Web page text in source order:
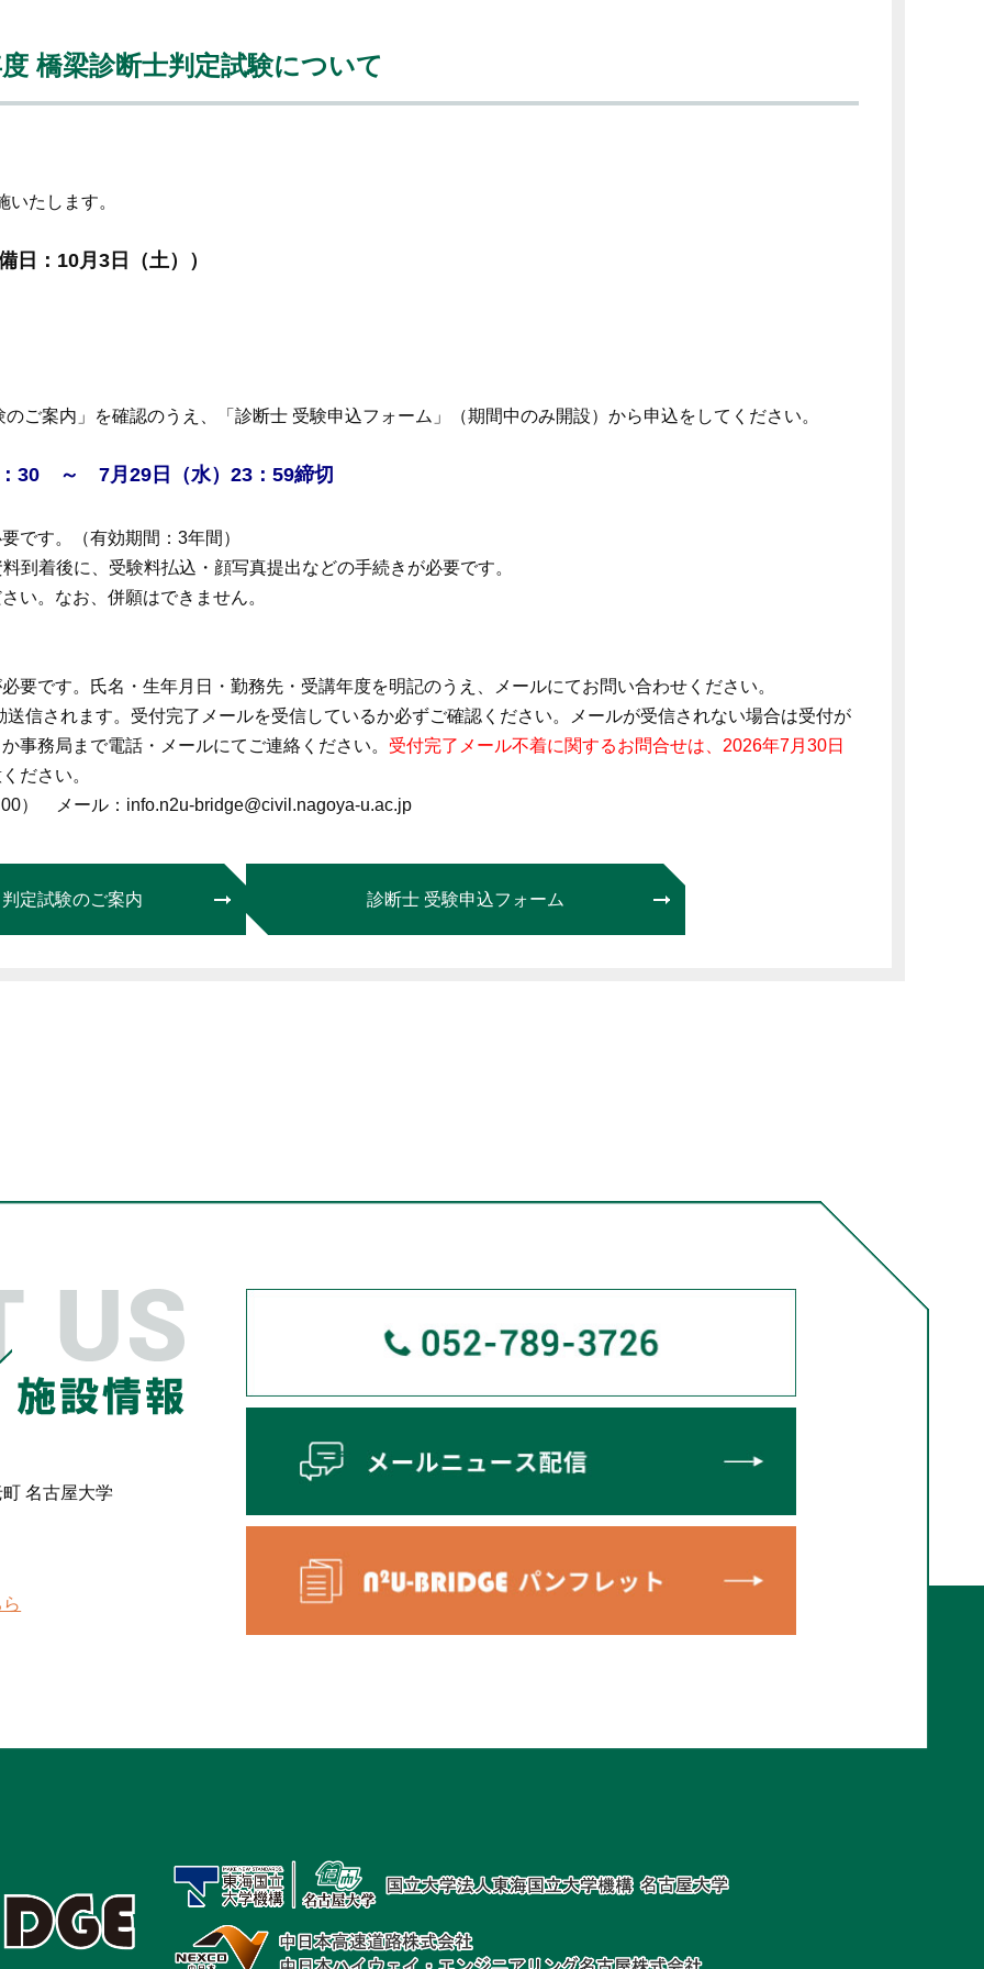
橋梁診断士判定試験について
たします。
：10月3日（土））
ご案内」を確認のうえ、「診断士 受験申込フォーム」（期間中のみ開設）から申込をしてください。
30 ～ 7月29日（水）23：59締切
です。（有効期間：3年間）
到着後に、受験料払込・顔写真提出などの手続きが必要です。
い。なお、併願はできません。
要です。氏名・生年月日・勤務先・受講年度を明記のうえ、メールにてお問い合わせください。
信されます。受付完了メールを受信しているか必ずご確認ください。メールが受信されない場合は受付が
事務局まで電話・メールにてご連絡ください。 受付完了メール不着に関するお問合せは、2026年7月30日
ださい。
） メール：info.n2u-bridge@civil.nagoya-u.ac.jp
定試験のご案内 診断士 受験申込フォーム
名古屋大学